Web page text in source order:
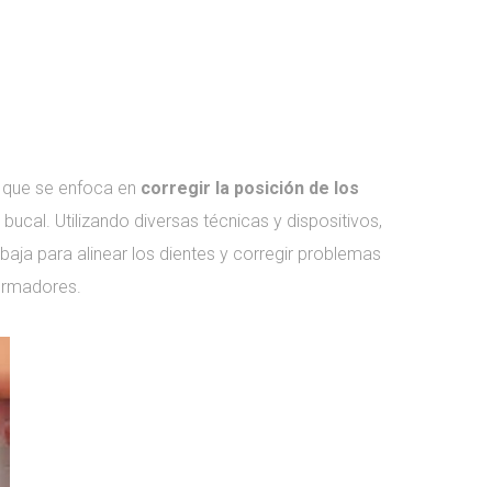
se enfoca en corregir la posición de los
Utilizando diversas técnicas y dispositivos,
para alinear los dientes y corregir problemas